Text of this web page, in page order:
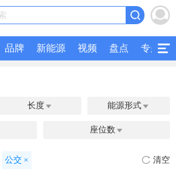
品牌 新能源 视频 盘点 专题
长度  能源形式 
座位数 
公交 × 清空